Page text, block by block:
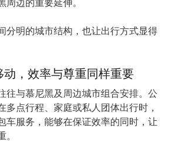
边的重要延伸。
分明的城市结构，也让出行方式显得
，效率与尊重同样重要
往与慕尼黑及周边城市组合安排。公
多点行程、家庭或私人团体出行时，
车服务，能够在保证效率的同时，让